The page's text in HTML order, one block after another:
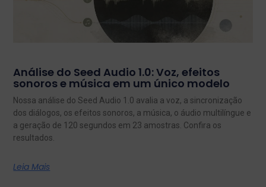
Análise do Seed Audio 1.0: Voz, efeitos
sonoros e música em um único modelo
Nossa análise do Seed Audio 1.0 avalia a voz, a sincronização
dos diálogos, os efeitos sonoros, a música, o áudio multilíngue e
a geração de 120 segundos em 23 amostras. Confira os
resultados.
Leia Mais